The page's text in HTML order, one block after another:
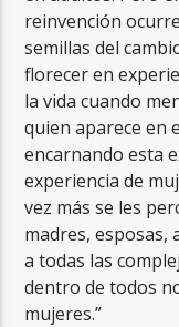
reinvención
semillas del
florecer en
la vida cuando
quien aparece en
encarnando esta
experiencia de
vez más se les
madres, esposas,
a todas las
dentro de todos
mujeres.”